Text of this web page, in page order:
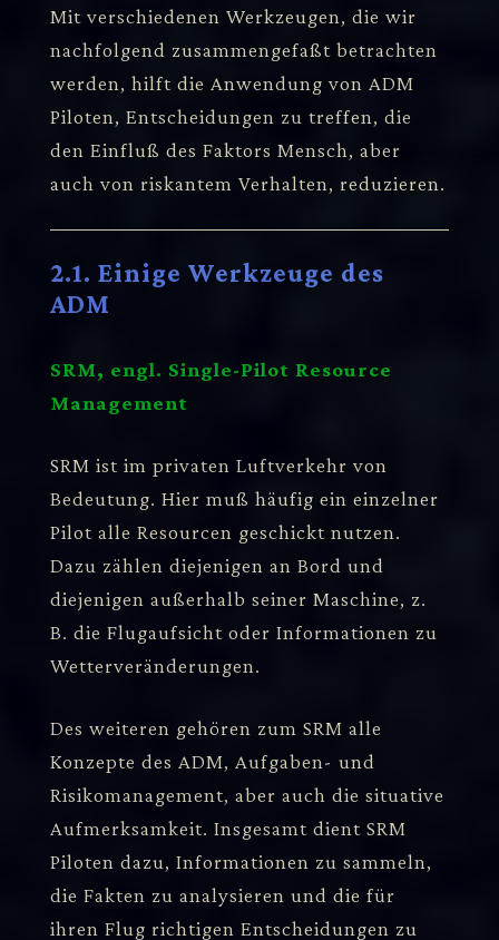
Mit verschiedenen Werkzeugen, die wir
nachfolgend zusammengefaßt betrachten
werden, hilft die Anwendung von ADM
Piloten, Entscheidungen zu treffen, die
den Einfluß des Faktors Mensch, aber
auch von riskantem Verhalten, reduzieren.
2.1. Einige Werkzeuge des
ADM
SRM, engl. Single-Pilot Resource
Management
SRM ist im privaten Luftverkehr von
Bedeutung. Hier muß häufig ein einzelner
Pilot alle Resourcen geschickt nutzen.
Dazu zählen diejenigen an Bord und
diejenigen außerhalb seiner Maschine, z.
B. die Flugaufsicht oder Informationen zu
Wetterveränderungen.
Des weiteren gehören zum SRM alle
Konzepte des ADM, Aufgaben- und
Risikomanagement, aber auch die situative
Aufmerksamkeit. Insgesamt dient SRM
Piloten dazu, Informationen zu sammeln,
die Fakten zu analysieren und die für
ihren Flug richtigen Entscheidungen zu